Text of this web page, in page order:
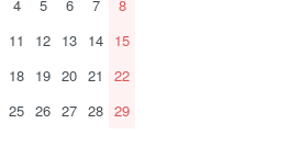
4 5 6 7
8
11 12 13 14 15
18 19 20 21
22
25 26 27 28 29